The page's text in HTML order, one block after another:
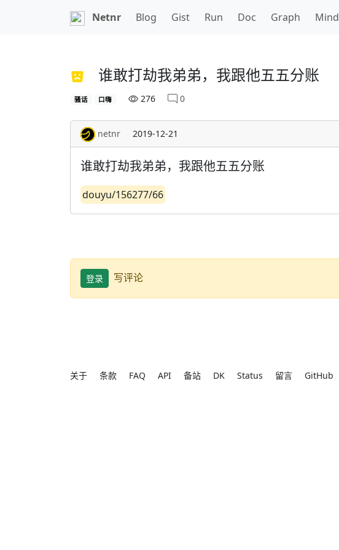
Netnr Blog Gist Run Doc Graph Mind
谁敢打劫我弟弟，我跟他五五分账
骚话 口嗨 276 0
netnr 2019-12-21
谁敢打劫我弟弟，我跟他五五分账
douyu/156277/66
登录 写评论
关于 条款 FAQ API 备站 DK Status 留言 GitHub